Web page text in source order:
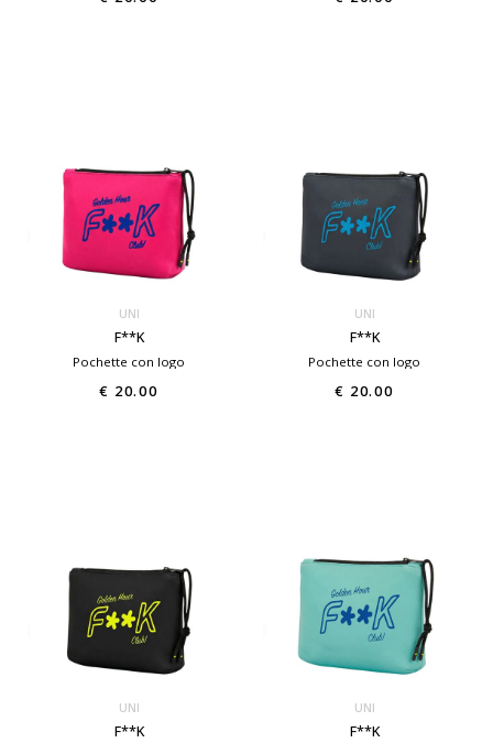
UNI
F**K
Pochette con logo
€ 20.00
UNI
F**K
Pochette con logo
€ 20.00
UNI
F**K
UNI
F**K